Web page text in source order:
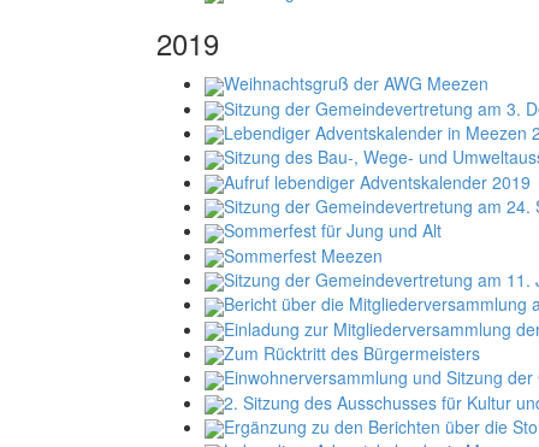
2019
Weihnachtsgruß der AWG Meezen
Sitzung der Gemeindevertretung am 3.
Lebendiger Adventskalender in Meezen
Sitzung des Bau-, Wege- und
Aufruf lebendiger Adventskalender 2019
Sitzung der Gemeindevertretung am 24.
Sommerfest für Jung und Alt
Sommerfest Meezen
Sitzung der Gemeindevertretung am 11.
Bericht über die Mitgliederversammlung
Einladung zur Mitgliederversammlung
Zum Rücktritt des Bürgermeisters
Einwohnerversammlung und Sitzung
2. Sitzung des Ausschusses für Kultur
Ergänzung zu den Berichten über die